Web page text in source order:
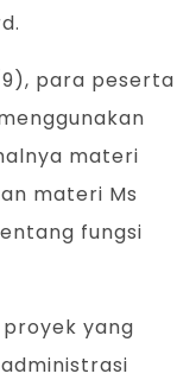
para peserta
materi
materi Ms
fungsi
yang